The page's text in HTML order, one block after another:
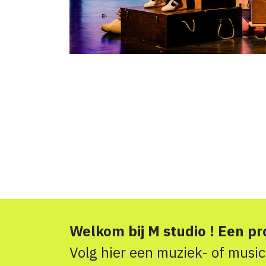
Welkom bij M studio ! Een
Volg hier een muziek- of